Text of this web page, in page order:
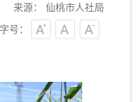
来源： 仙桃市人社局
字号：